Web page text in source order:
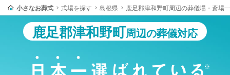
小さなお葬式 式場を探す 島根県 鹿足郡津和野町周辺の葬儀場・斎場
鹿足郡津和野町周辺の葬儀対応